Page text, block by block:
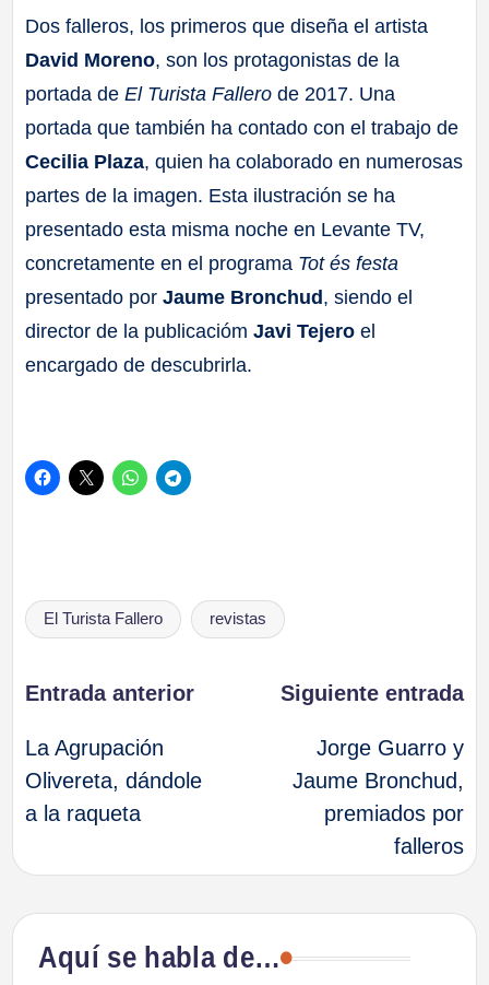
Dos falleros, los primeros que diseña el artista
David Moreno, son los protagonistas de la
portada deEl Turista Fallero de 2017. Una
portada que también ha contado con el trabajo de
Cecilia Plaza, quien ha colaborado en numerosas
partes de la imagen. Esta ilustración se ha
presentado esta misma noche en Levante TV,
concretamente en el programa Tot és festa
presentado porJaume Bronchud, siendo el
director de la publicaciómJavi Tejero el
encargado de descubrirla.
Etiquetas:
El Turista Fallero revistas
Navegación
de
entradas
Entrada anterior
La Agrupación
Olivereta, dándole
a la raqueta
Siguiente entrada
Jorge Guarro y
Jaume Bronchud,
premiados por
falleros
Aquí se habla de…